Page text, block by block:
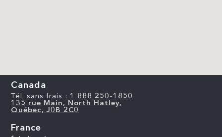
Canada
Tél. sans frais : 1 888 250-1850
135 rue Main, North Hatley,
Québec, J0B 2C0
France